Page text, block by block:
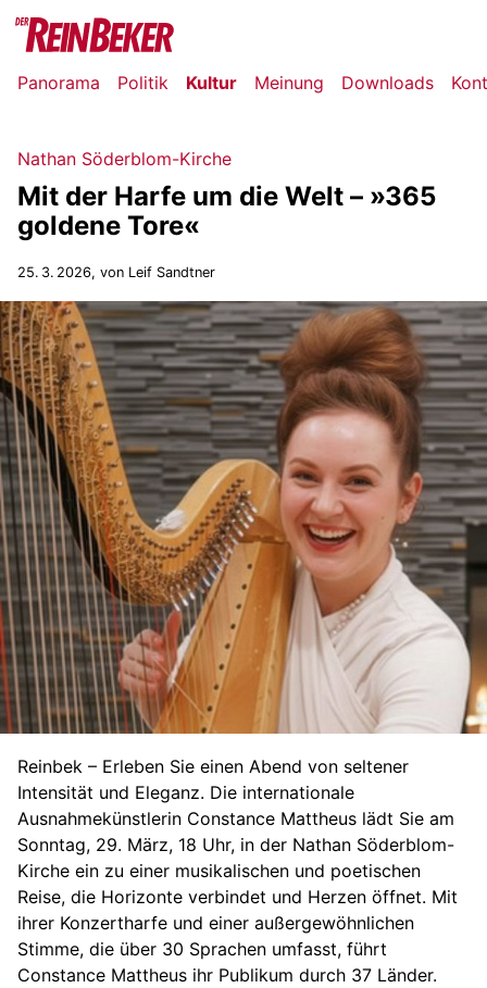
Panorama Politik Kultur Meinung Downloads
Nathan Söderblom-Kirche
Mit der Harfe um die Welt – »365
goldene Tore«
25. 3. 2026, von Leif Sandtner
Reinbek – Erleben Sie einen Abend von seltener
Intensität und Eleganz. Die internationale
Ausnahmekünstlerin Constance Mattheus lädt Sie am
Sonntag, 29. März, 18 Uhr, in der Nathan Söderblom-
Kirche ein zu einer musikalischen und poetischen
Reise, die Horizonte verbindet und Herzen öffnet. Mit
ihrer Konzertharfe und einer außergewöhnlichen
Stimme, die über 30 Sprachen umfasst, führt
Constance Mattheus ihr Publikum durch 37 Länder.